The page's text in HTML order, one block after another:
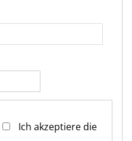
Ich akzeptiere die